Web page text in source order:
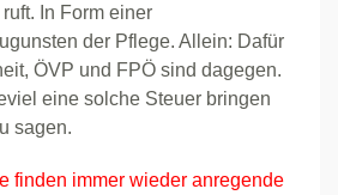
In Form einer
der Pflege. Allein: Dafür
ÖVP und FPÖ sind dagegen.
eine solche Steuer bringen
sagen.
finden immer wieder anregende